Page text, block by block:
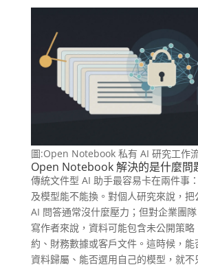
圖:Open Notebook 私有 AI 研究工作
Open Notebook 解決的是什麼問
傳統文件型 AI 助手最容易卡在兩件事
及模型能不能換。對個人研究來說，
AI 問答通常沒什麼壓力；但對企業團
寫作者來說，資料可能包含未公開策
約、財務數據或客戶文件。這時候，能
資料歸屬、能否選用自己的模型，就